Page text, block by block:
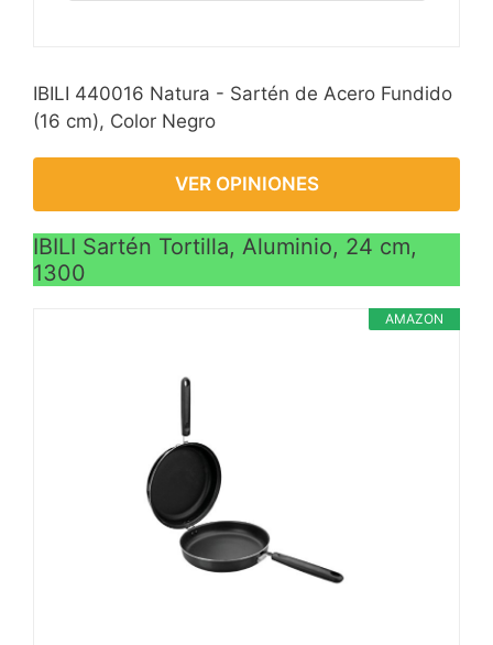
IBILI 440016 Natura - Sartén de Acero Fundido
(16 cm), Color Negro
VER OPINIONES
IBILI Sartén Tortilla, Aluminio, 24 cm,
1300
AMAZON